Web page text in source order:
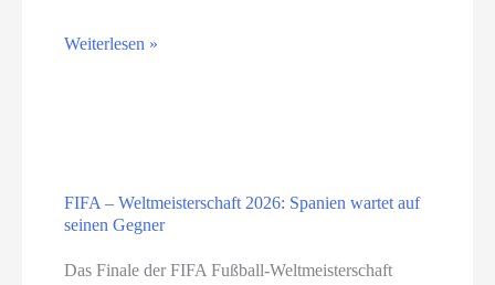
Das
Nostalgiker
Weiterlesen »
FIFA – Weltmeisterschaft 2026: Spanien wartet auf
seinen Gegner
Das Finale der FIFA Fußball-Weltmeisterschaft